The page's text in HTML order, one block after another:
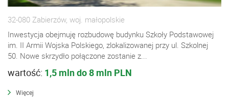
32-080 Zabierzów, woj. małopolskie
Inwestycja obejmuję rozbudowę budynku Szkoły Podstawowej
im. II Armii Wojska Polskiego, zlokalizowanej przy ul. Szkolnej
50. Nowe skrzydło połączone zostanie z...
wartość: 1,5 mln do 8 mln PLN
Więcej